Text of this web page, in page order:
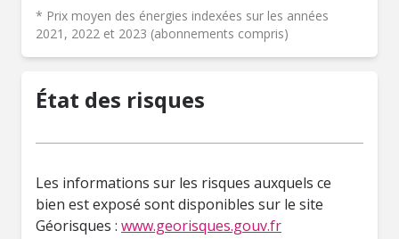
* Prix moyen des énergies indexées sur les années
2021, 2022 et 2023 (abonnements compris)
État des risques
Les informations sur les risques auxquels ce
bien est exposé sont disponibles sur le site
Géorisques : www.georisques.gouv.fr